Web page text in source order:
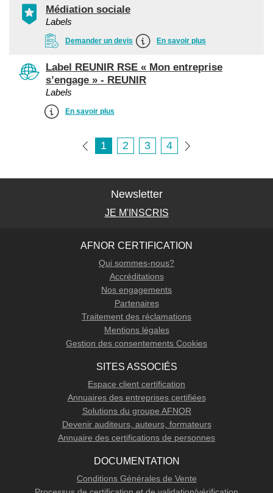
Médiation sociale
Labels
Demander un devis En savoir plus
Label REUNIR RSE « Mon entreprise
s’engage » - REUNIR
Labels
En savoir plus
1 2 3 4
Newsletter
JE M'INSCRIS
AFNOR CERTIFICATION
Qui sommes-nous?
Accréditations
Nos engagements
Partenaires
Traitement des réclamations
Mentions légales
Gestion des consentements Cookies
SITES ASSOCIÉS
Espace client certification
Annuaires des entreprises certifiées
Solutions du groupe AFNOR
Devenir auditeurs, auteurs, formateurs
Annuaire des certifications de personnes
DOCUMENTATION
Conditions Générales de Vente